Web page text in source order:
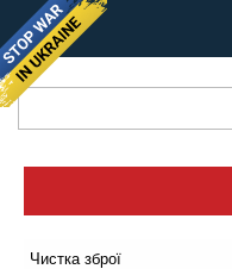
Чистка зброї